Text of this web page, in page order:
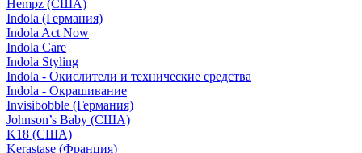
Hempz (США)
Indola (Германия)
Indola Act Now
Indola Care
Indola Styling
Indola - Окислители и технические средства
Indola - Окрашивание
Invisibobble (Германия)
Johnson’s Baby (США)
K18 (США)
Kerastase (Франция)